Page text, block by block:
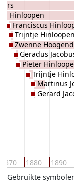
1870 1880 1890
Hinloopen
Franciscus
Trijntje Hinloopen
Zwenne
Geradus
Pieter
Trijntje
Martinus
Gerard
Gebruikte